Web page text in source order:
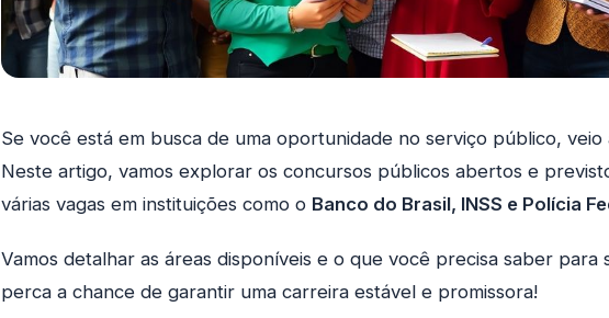
Se você está em busca de uma oportunidade no serviço público,
Neste artigo, vamos explorar os concursos públicos abertos e
várias vagas em instituições como o Banco do Brasil, INSS e Polícia
Vamos detalhar as áreas disponíveis e o que você precisa saber para
perca a chance de garantir uma carreira estável e promissora!